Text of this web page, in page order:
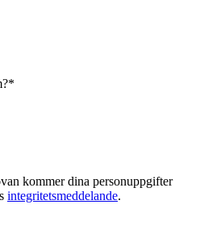
*
kommer dina personuppgifter
integritetsmeddelande.